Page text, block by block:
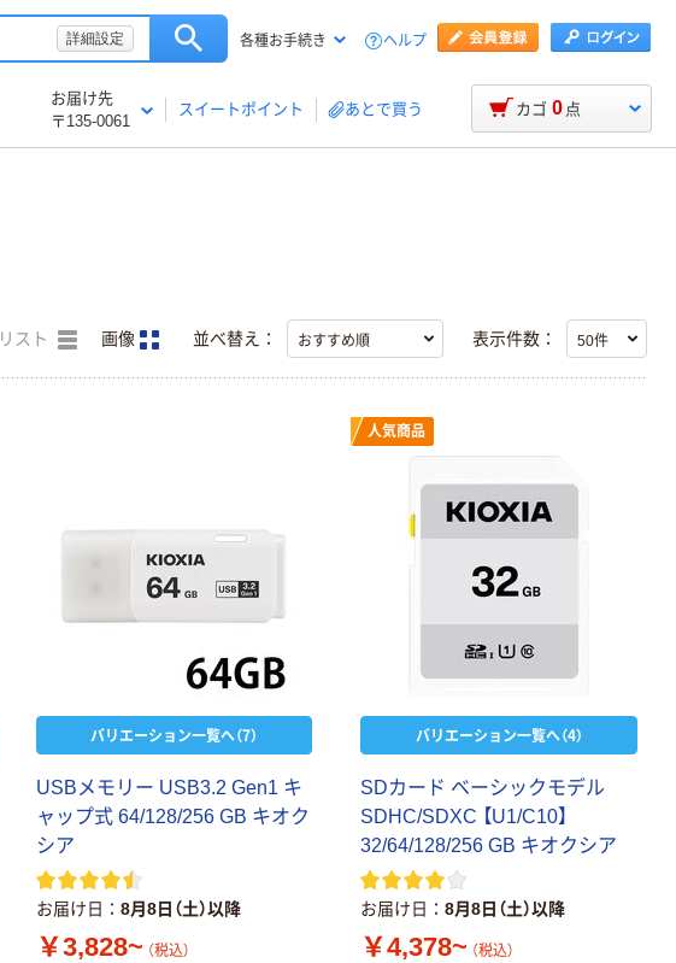
詳細設定 各種お手続き ヘルプ
お届け先
〒135-0061
スイートポイント あとで買う カゴ 0 点
リスト 画像 並べ替え： 表示件数：
バリエーション一覧へ（7）
USBメモリー USB3.2 Gen1 キ
ャップ式 64/128/256 GB キオク
シア
お届け日 8月8日（土）以降
￥3,828~ （税込）
人気商品
バリエーション一覧へ（4）
SDカード ベーシックモデル
SDHC/SDXC 【U1/C10】
32/64/128/256 GB キオクシア
お届け日 8月8日（土）以降
￥4,378~ （税込）